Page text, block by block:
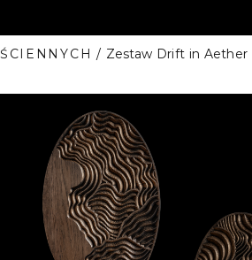
/ Zestaw Drift in Aether